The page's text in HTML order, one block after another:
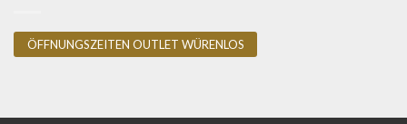
ÖFFNUNGSZEITEN OUTLET WÜRENLOS